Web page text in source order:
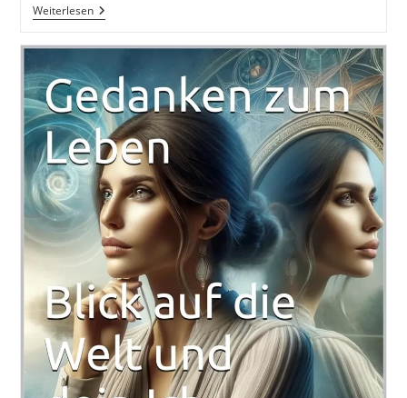
WeiterlesenSelbstwertgefühl
Und
Für
Dein
Persönliches
Wohlbefinden